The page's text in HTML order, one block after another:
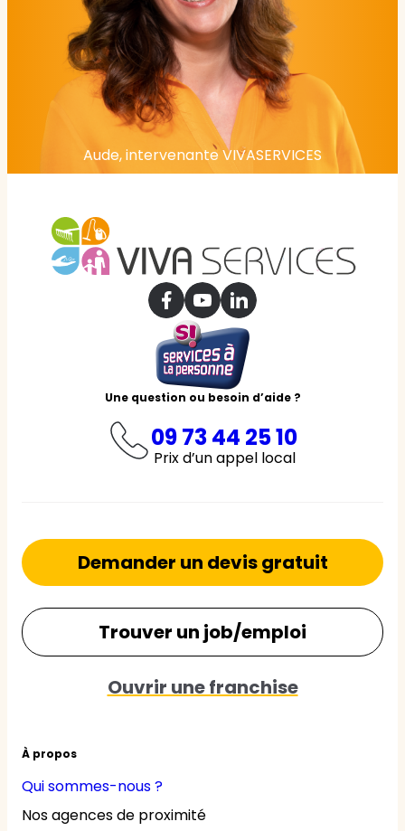
Aude, intervenante VIVASERVICES
Une question ou besoin d’aide ?
09 73 44 25 10
Prix d’un appel local
À propos
Qui sommes-nous ?
Nos agences de proximité
Demander un devis gratuit
Trouver un job/emploi
Ouvrir une franchise